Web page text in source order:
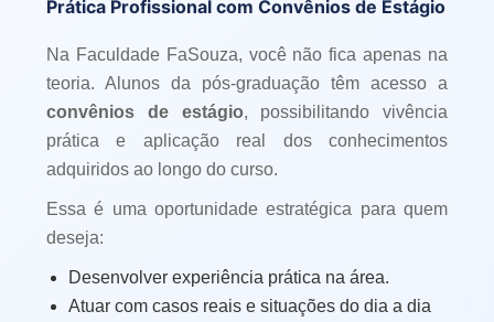
Prática Profissional com Convênios de Estágio
Na Faculdade FaSouza, você não fica apenas na
teoria. Alunos da pós-graduação têm acesso a
convênios de estágio, possibilitando vivência
prática e aplicação real dos conhecimentos
adquiridos ao longo do curso.
Essa é uma oportunidade estratégica para quem
deseja:
Desenvolver experiência prática na área.
Atuar com casos reais e situações do dia a dia